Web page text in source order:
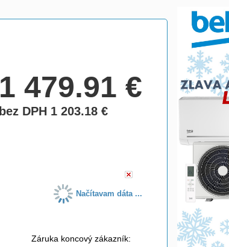
1 479.91€
bez DPH 1 203.18€
Načítavam dáta ...
Záruka koncový zákazník: